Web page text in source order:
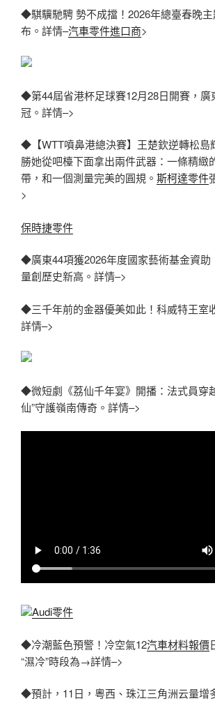
◆騏驥馳騁 勢不成擋！2026年總臺春晚
布。詳情–汽車零件進口商>
◆第44屆省港杯足球賽12月28日開賽，廣
冠。詳情–>
◆【WTT噴鼻港總決賽】王楚欽逆轉松島
勝她從吧檯下面拿出兩件武器：一條精緻
帶，和一個測量完美的圓規。 斯柯達零件
>
保時捷零件
◆廣東44項獲2026年度國家藝術基金資助
量創歷史新高。詳情–>
◆三千年前的金器優美如此！科威特王室
詳情–>
◆微短劇《荔仙千年宴》開播：法式員穿
仙”守護嶺南傳奇。詳情–>
Audi零件
◆冷潮藍色預警！冷空氣12汽車材料報價
“濕冷”時段為→詳情–>
◆預計，11日，粵西、珠江三角洲云量增